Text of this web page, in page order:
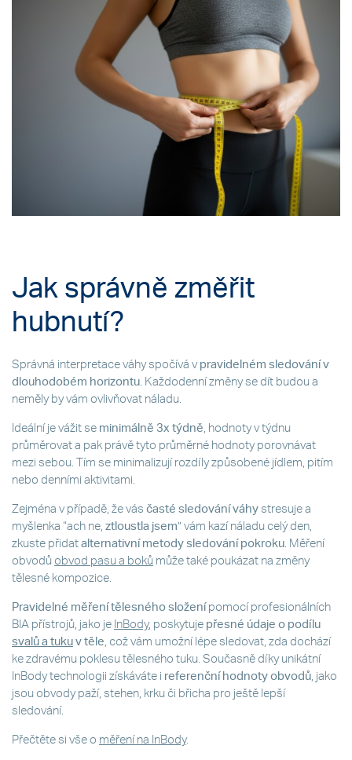
Jak správně změřit
hubnutí?
Správná interpretace váhy spočívá v pravidelném sledování v
dlouhodobém horizontu. Každodenní změny se dít budou a
neměly by vám ovlivňovat náladu.
Ideální je vážit se minimálně 3x týdně, hodnoty v týdnu
průměrovat a pak právě tyto průměrné hodnoty porovnávat
mezi sebou. Tím se minimalizují rozdíly způsobené jídlem, pitím
nebo denními aktivitami.
Zejména v případě, že vás časté sledování váhy stresuje a
myšlenka “ach ne, ztloustla jsem” vám kazí náladu celý den,
zkuste přidat alternativní metody sledování pokroku. Měření
obvodů obvod pasu a boků může také poukázat na změny
tělesné kompozice.
Pravidelné měření tělesného složení pomocí profesionálních
BIA přístrojů, jako je InBody, poskytuje přesné údaje o podílu
svalů a tuku v těle, což vám umožní lépe sledovat, zda dochází
ke zdravému poklesu tělesného tuku. Současně díky unikátní
InBody technologii získáváte i referenční hodnoty obvodů, jako
jsou obvody paží, stehen, krku či břicha pro ještě lepší
sledování.
Přečtěte si vše o měření na InBody.